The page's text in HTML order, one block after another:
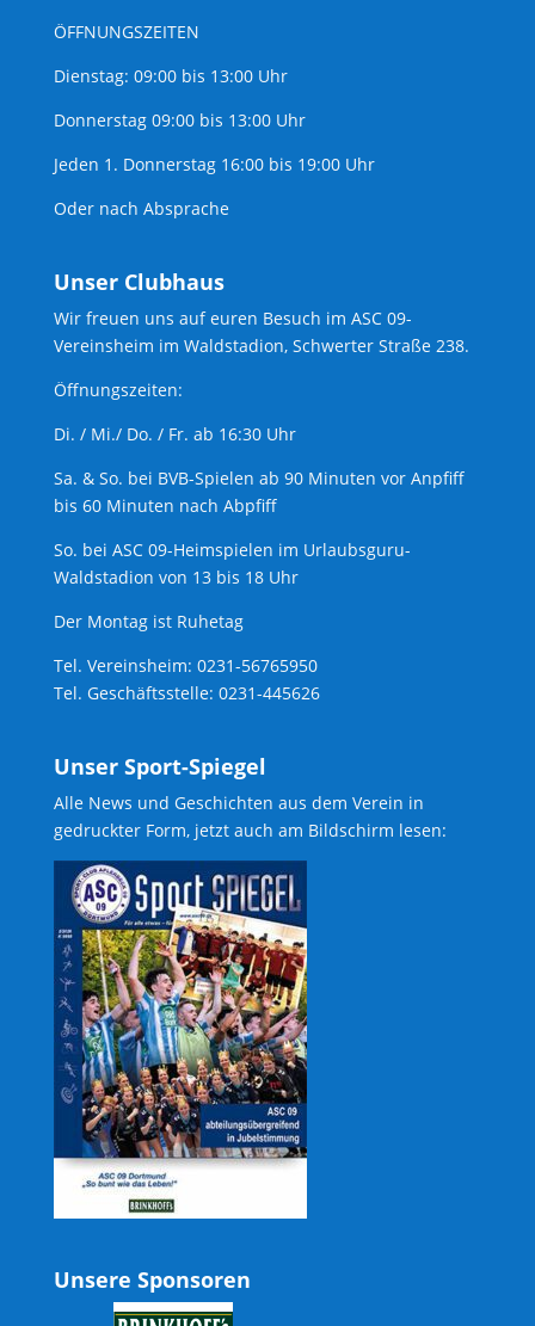
ÖFFNUNGSZEITEN
Dienstag: 09:00 bis 13:00 Uhr
Donnerstag 09:00 bis 13:00 Uhr
Jeden 1. Donnerstag 16:00 bis 19:00 Uhr
Oder nach Absprache
Unser Clubhaus
Wir freuen uns auf euren Besuch im ASC 09-
Vereinsheim im Waldstadion, Schwerter Straße 238.
Öffnungszeiten:
Di. / Mi./ Do. / Fr. ab 16:30 Uhr
Sa. & So. bei BVB-Spielen ab 90 Minuten vor Anpfiff
bis 60 Minuten nach Abpfiff
So. bei ASC 09-Heimspielen im Urlaubsguru-
Waldstadion von 13 bis 18 Uhr
Der Montag ist Ruhetag
Tel. Vereinsheim: 0231-56765950
Tel. Geschäftsstelle: 0231-445626
Unser Sport-Spiegel
Alle News und Geschichten aus dem Verein in
gedruckter Form, jetzt auch am Bildschirm lesen:
Unsere Sponsoren